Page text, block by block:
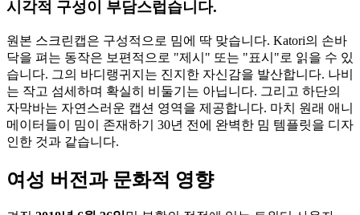
시각적 구성이 부담스럽습니다.
원본 스크린캡은 구성적으로 밈에 딱 맞습니다. Katori의 손바
닥을 펴는 동작은 보편적으로 "제시" 또는 "표시"로 읽을 수 있
습니다. 그의 바디랭귀지는 진지한 자신감을 발산합니다. 나비
는 작고 섬세하며 확실히 비둘기는 아닙니다. 그리고 하단의
자막바는 자연스러운 캡션 영역을 제공합니다. 마치 원래 애니
메이터들이 밈이 존재하기 30년 전에 완벽한 밈 템플릿을 디자
인한 것과 같습니다.
여성 버전과 문화적 영향